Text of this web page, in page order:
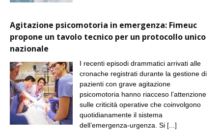
Agitazione psicomotoria in emergenza: Fimeuc
propone un tavolo tecnico per un protocollo unico
nazionale
I recenti episodi drammatici arrivati alle
cronache registrati durante la gestione di
pazienti con grave agitazione
psicomotoria hanno riacceso l’attenzione
sulle criticità operative che coinvolgono
quotidianamente il sistema
dell’emergenza-urgenza. Si [...]